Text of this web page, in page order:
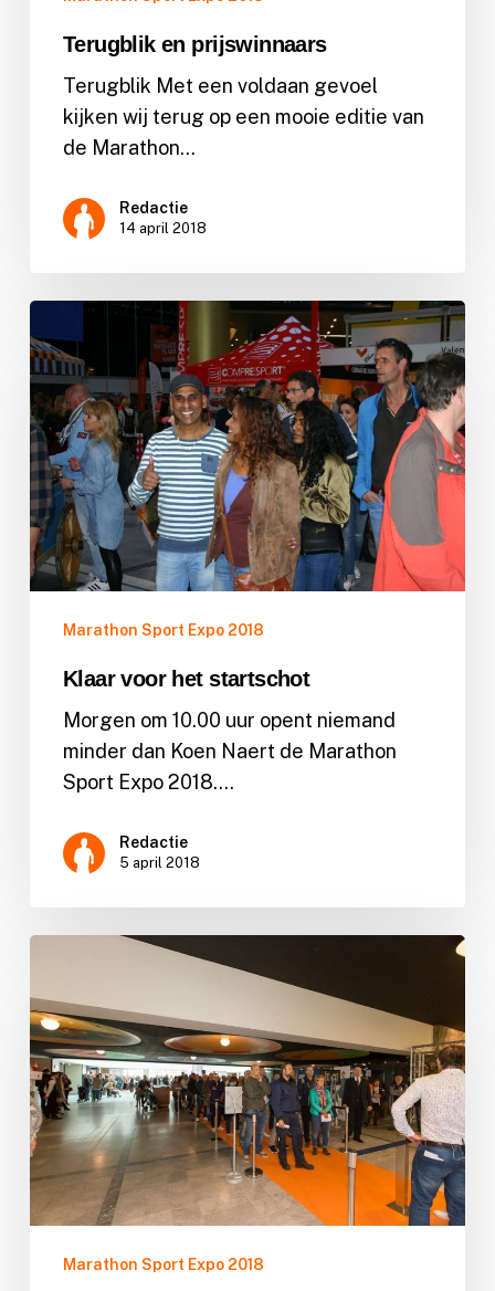
Terugblik en prijswinnaars
Terugblik Met een voldaan gevoel
kijken wij terug op een mooie editie van
de Marathon…
Redactie
14 april 2018
voor
het
startschot
Marathon Sport Expo 2018
Klaar voor het startschot
Morgen om 10.00 uur opent niemand
minder dan Koen Naert de Marathon
Sport Expo 2018.…
Redactie
5 april 2018
Nieuwsbrief
april
2018
Marathon Sport Expo 2018